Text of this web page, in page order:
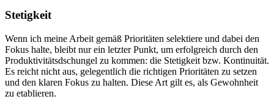
Stetigkeit
Wenn ich meine Arbeit gemäß Prioritäten selektiere und dabei den
Fokus halte, bleibt nur ein letzter Punkt, um erfolgreich durch den
Produktivitätsdschungel zu kommen: die Stetigkeit bzw. Kontinuität.
Es reicht nicht aus, gelegentlich die richtigen Prioritäten zu setzen
und den klaren Fokus zu halten. Diese Art gilt es, als Gewohnheit
zu etablieren.